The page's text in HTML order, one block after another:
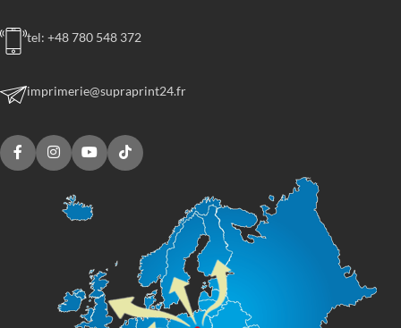
tel: +48 780 548 372
imprimerie@supraprint24.fr